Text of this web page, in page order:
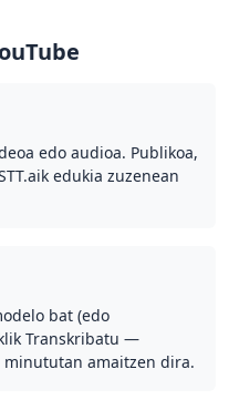
edo audioa. Publikoa,
edukia zuzenean
bat (edo
Transkribatu —
minututan amaitzen dira.